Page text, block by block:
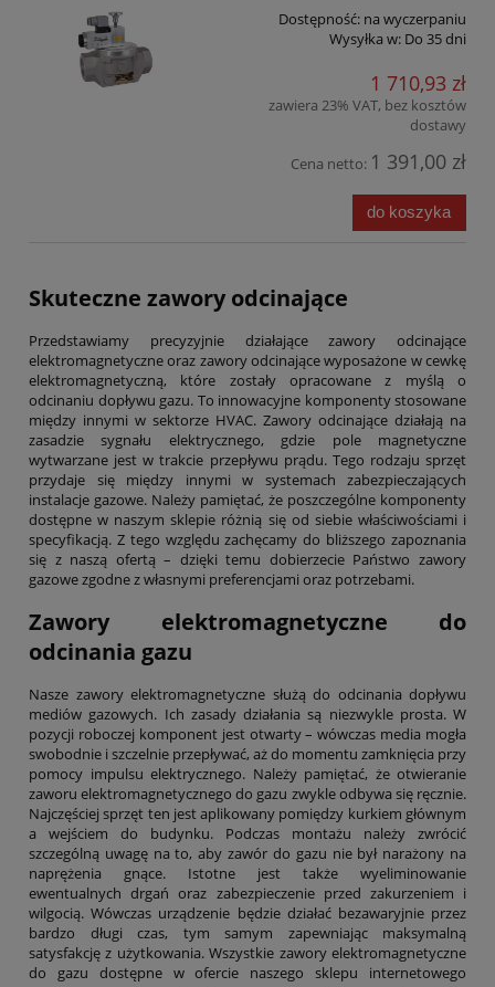
Dostępność: na wyczerpaniu
Wysyłka w: Do 35 dni
1 710,93 zł
zawiera 23% VAT, bez kosztów
dostawy
Cena netto: 1 391,00 zł
do koszyka
Skuteczne zawory odcinające
Przedstawiamy precyzyjnie działające zawory odcinające
elektromagnetyczne oraz zawory odcinające wyposażone w cewkę
elektromagnetyczną, które zostały opracowane z myślą o
odcinaniu dopływu gazu. To innowacyjne komponenty stosowane
między innymi w sektorze HVAC. Zawory odcinające działają na
zasadzie sygnału elektrycznego, gdzie pole magnetyczne
wytwarzane jest w trakcie przepływu prądu. Tego rodzaju sprzęt
przydaje się między innymi w systemach zabezpieczających
instalacje gazowe. Należy pamiętać, że poszczególne komponenty
dostępne w naszym sklepie różnią się od siebie właściwościami i
specyfikacją. Z tego względu zachęcamy do bliższego zapoznania
się z naszą ofertą – dzięki temu dobierzecie Państwo zawory
gazowe zgodne z własnymi preferencjami oraz potrzebami.
Zawory elektromagnetyczne do
odcinania gazu
Nasze zawory elektromagnetyczne służą do odcinania dopływu
mediów gazowych. Ich zasady działania są niezwykle prosta. W
pozycji roboczej komponent jest otwarty – wówczas media mogła
swobodnie i szczelnie przepływać, aż do momentu zamknięcia przy
pomocy impulsu elektrycznego. Należy pamiętać, że otwieranie
zaworu elektromagnetycznego do gazu zwykle odbywa się ręcznie.
Najczęściej sprzęt ten jest aplikowany pomiędzy kurkiem głównym
a wejściem do budynku. Podczas montażu należy zwrócić
szczególną uwagę na to, aby zawór do gazu nie był narażony na
naprężenia gnące. Istotne jest także wyeliminowanie
ewentualnych drgań oraz zabezpieczenie przed zakurzeniem i
wilgocią. Wówczas urządzenie będzie działać bezawaryjnie przez
bardzo długi czas, tym samym zapewniając maksymalną
satysfakcję z użytkowania. Wszystkie zawory elektromagnetyczne
do gazu dostępne w ofercie naszego sklepu internetowego